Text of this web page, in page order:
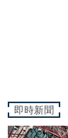
即時新聞